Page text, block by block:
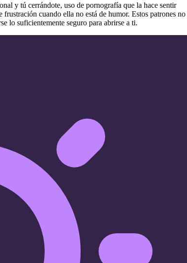
y tú cerrándote, uso de pornografía que la hace sentir
cuando ella no está de humor. Estos patrones no
lo suficientemente seguro para abrirse a ti.